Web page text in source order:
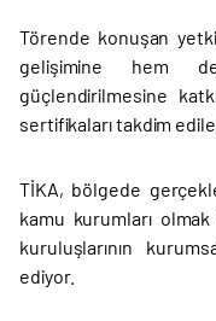
Törende konuşan
gelişimine hem de
güçlendirilmesine katkı
sertifikaları takdim
TİKA, bölgede
kamu kurumları
kuruluşlarının
ediyor.